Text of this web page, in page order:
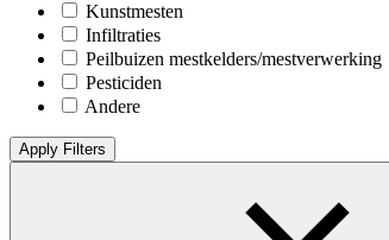
Kunstmesten
Infiltraties
Peilbuizen mestkelders/mestverwerking
Pesticiden
Andere
Apply Filters